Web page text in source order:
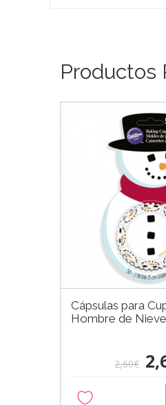
Productos
Cápsulas para
Hombre de Nieve
2,60€